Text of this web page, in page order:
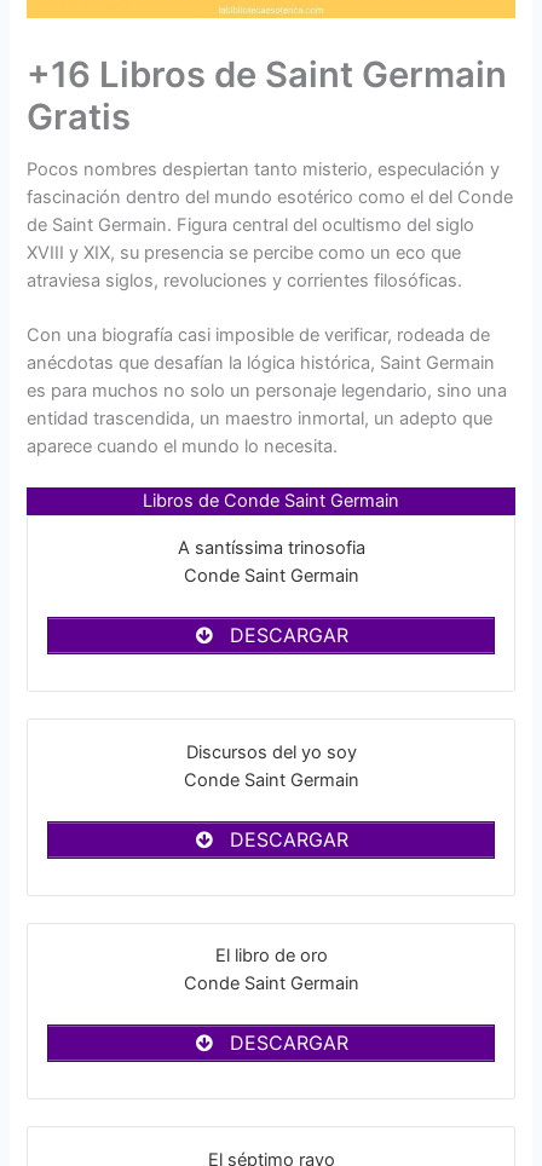
+16 Libros de Saint Germain
Gratis
Pocos nombres despiertan tanto misterio, especulación y
fascinación dentro del mundo esotérico como el del Conde
de Saint Germain. Figura central del ocultismo del siglo
XVIII y XIX, su presencia se percibe como un eco que
atraviesa siglos, revoluciones y corrientes filosóficas.
Con una biografía casi imposible de verificar, rodeada de
anécdotas que desafían la lógica histórica, Saint Germain
es para muchos no solo un personaje legendario, sino una
entidad trascendida, un maestro inmortal, un adepto que
aparece cuando el mundo lo necesita.
Libros de Conde Saint Germain
A santíssima trinosofia
Conde Saint Germain
DESCARGAR
Discursos del yo soy
Conde Saint Germain
DESCARGAR
El libro de oro
Conde Saint Germain
DESCARGAR
El séptimo rayo